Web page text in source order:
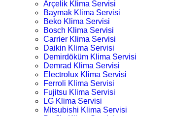
Arçelik Klima Servisi
Baymak Klima Servisi
Beko Klima Servisi
Bosch Klima Servisi
Carrier Klima Servisi
Daikin Klima Servisi
Demirdöküm Klima Servisi
Demrad Klima Servisi
Electrolux Klima Servisi
Ferroli Klima Servisi
Fujitsu Klima Servisi
LG Klima Servisi
Mitsubishi Klima Servisi